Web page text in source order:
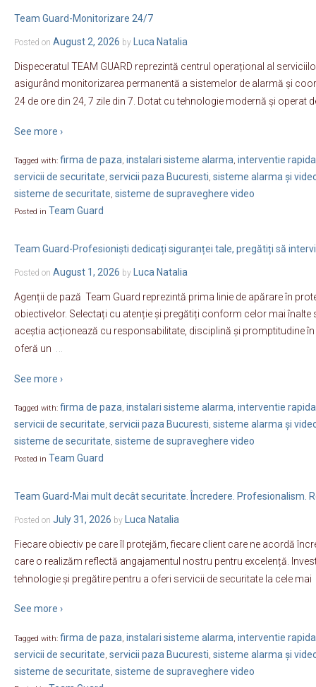
Team Guard-Monitorizare 24/7
Posted on August 2, 2026 by Luca Natalia
Dispeceratul TEAM GUARD reprezintă centrul operațional al
asigurând monitorizarea permanentă a sistemelor de alarmă și
24 de ore din 24, 7 zile din 7. Dotat cu tehnologie modernă și operat
See more ›
Tagged with: firma de paza, instalari sisteme alarma, interventie rapida
servicii de securitate, servicii paza Bucuresti, sisteme alarma și
sisteme de securitate, sisteme de supraveghere video
Posted in Team Guard
Team Guard-Profesioniști dedicați siguranței tale, pregătiți să
Posted on August 1, 2026 by Luca Natalia
Agenții de pază Team Guard reprezintă prima linie de apărare în
obiectivelor. Selectați cu atenție și pregătiți conform celor mai
aceștia acționează cu responsabilitate, disciplină și promptitudine
oferă un
See more ›
Tagged with: firma de paza, instalari sisteme alarma, interventie rapida
servicii de securitate, servicii paza Bucuresti, sisteme alarma și
sisteme de securitate, sisteme de supraveghere video
Posted in Team Guard
Team Guard-Mai mult decât securitate. Încredere. Profesionalism.
Posted on July 31, 2026 by Luca Natalia
Fiecare obiectiv pe care îl protejăm, fiecare client care ne acordă
care o realizăm reflectă angajamentul nostru pentru excelență.
tehnologie și pregătire pentru a oferi servicii de securitate la cele mai
See more ›
Tagged with: firma de paza, instalari sisteme alarma, interventie rapida
servicii de securitate, servicii paza Bucuresti, sisteme alarma și
sisteme de securitate, sisteme de supraveghere video